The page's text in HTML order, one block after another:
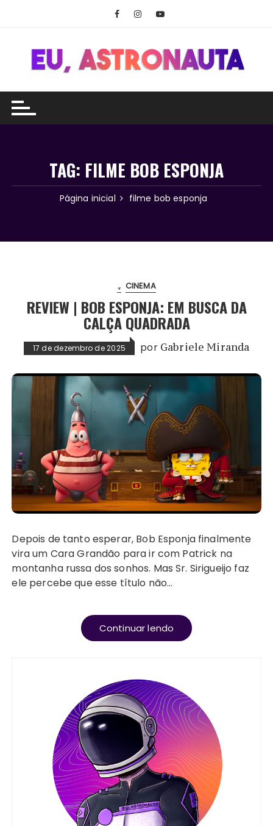
conteúdo
TAG: FILME BOB ESPONJA
Página inicial filme bob esponja
. CINEMA
REVIEW | BOB ESPONJA: EM BUSCA DA
CALÇA QUADRADA
17 de dezembro de 2025 por Gabriele Miranda
Depois de tanto esperar, Bob Esponja finalmente
vira um Cara Grandão para ir com Patrick na
montanha russa dos sonhos. Mas Sr. Sirigueijo faz
ele percebe que esse título não…
Continuar lendo